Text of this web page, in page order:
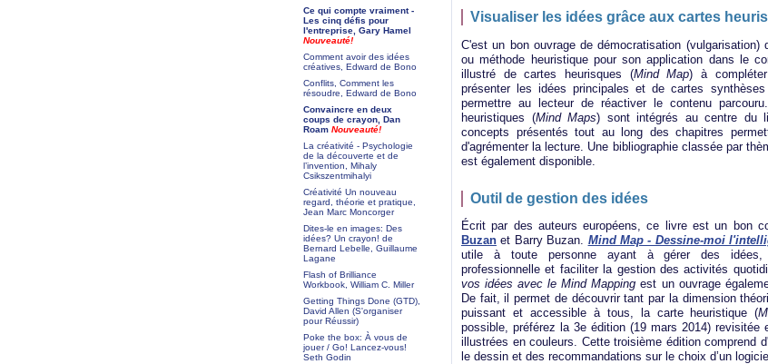
Ce qui compte vraiment -
Les cinq défis pour
l'entreprise, Gary Hamel
Nouveauté!
Comment avoir des idées
créatives, Edward de Bono
Conflits, Comment les
résoudre, Edward de Bono
Convaincre en deux
coups de crayon, Dan
Roam Nouveauté!
La créativité - Psychologie
de la découverte et de
l’invention, Mihaly
Csikszentmihalyi
Créativité Un nouveau
regard, théorie et pratique,
Jean Marc Moncorger
Dites-le en images: Des
idées? Un crayon! de
Bernard Lebelle, Guillaume
Lagane
Flash of Brilliance
Workbook, William C. Miller
Getting Things Done (GTD),
David Allen (S'organiser
pour Réussir)
Poke the box: À vous de
jouer / Go! Lancez-vous!
Seth Godin
Visualiser les idées grâce aux cartes
C'est un bon ouvrage de démocratisation (vulgarisation)
ou méthode heuristique pour son application dans le
illustré de cartes heurisques (Mind Map) à
présenter les idées principales et de cartes
permettre au lecteur de réactiver le contenu
heuristiques (Mind Maps) sont intégrés au centre du
concepts présentés tout au long des chapitres
d'agrémenter la lecture. Une bibliographie classée par
est également disponible.
Outil de gestion des idées
Écrit par des auteurs européens, ce livre est un bon
Buzan et Barry Buzan. Mind Map - Dessine-moi
utile à toute personne ayant à gérer des idées,
professionnelle et faciliter la gestion des activités
vos idées avec le Mind Mapping est un ouvrage
De fait, il permet de découvrir tant par la dimension
puissant et accessible à tous, la carte heuristique (
possible, préférez la 3e édition (19 mars 2014)
illustrées en couleurs. Cette troisième édition comprend
le dessin et des recommandations sur le choix d’un